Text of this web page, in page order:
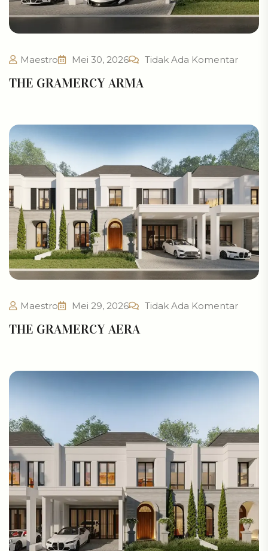
Maestro Mei 30, 2026 Tidak Ada Komentar
THE GRAMERCY ARMA
Maestro Mei 29, 2026 Tidak Ada Komentar
THE GRAMERCY AERA